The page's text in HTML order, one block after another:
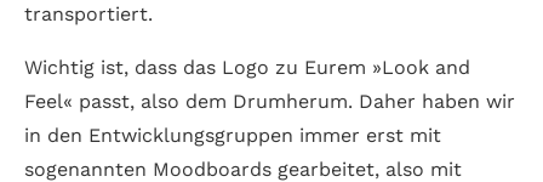
transportiert.
Wichtig ist, dass das Logo zu Eurem »Look and
Feel« passt, also dem Drumherum. Daher haben wir
in den Entwicklungsgruppen immer erst mit
sogenannten Moodboards gearbeitet, also mit